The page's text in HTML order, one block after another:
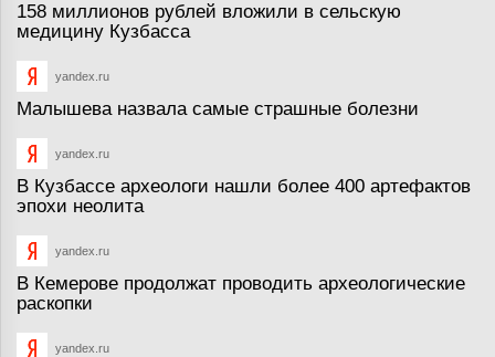
158 миллионов рублей вложили в сельскую
медицину Кузбасса
yandex.ru
Малышева назвала самые страшные болезни
yandex.ru
В Кузбассе археологи нашли более 400 артефактов
эпохи неолита
yandex.ru
В Кемерове продолжат проводить археологические
раскопки
yandex.ru